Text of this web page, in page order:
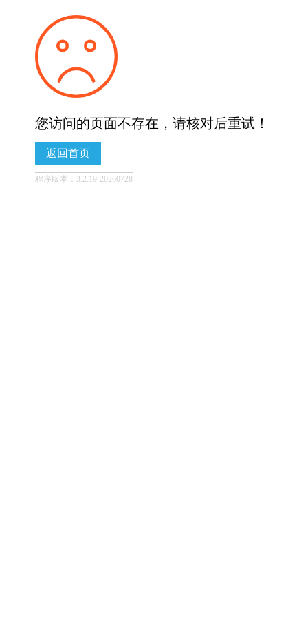
您访问的页面不存在，请核对后重试！
返回首页
程序版本：3.2.19-20260728